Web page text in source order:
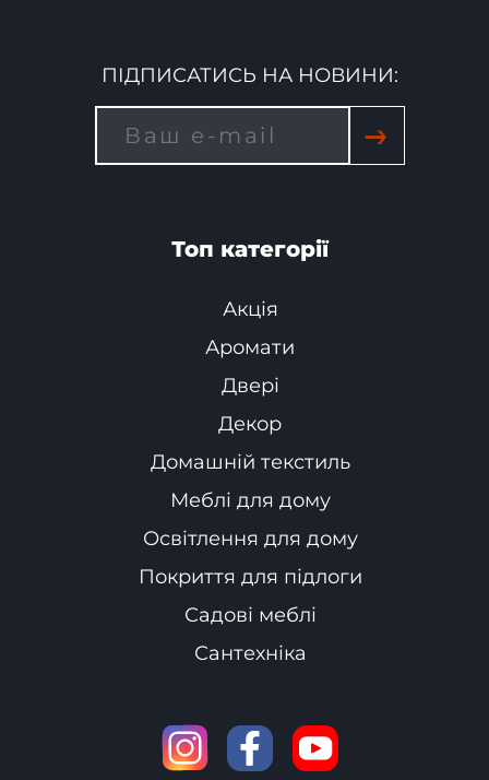
ПІДПИСАТИСЬ НА НОВИНИ:
→
Топ категорії
Акція
Аромати
Двері
Декор
Домашній текстиль
Меблі для дому
Освітлення для дому
Покриття для підлоги
Садові меблі
Сантехніка